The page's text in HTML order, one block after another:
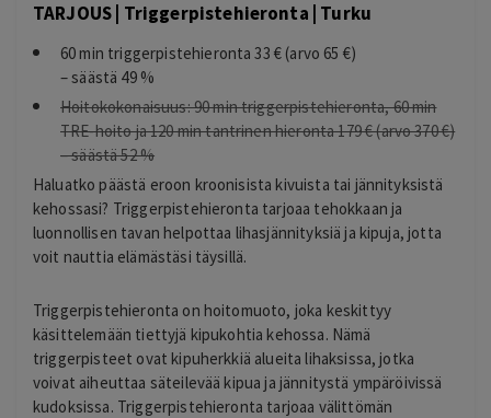
TARJOUS | Triggerpistehieronta | Turku
60 min triggerpistehieronta 33 € (arvo 65 €)
– säästä 49 %
Hoitokokonaisuus: 90 min triggerpistehieronta, 60 min
TRE-hoito ja 120 min tantrinen hieronta 179 € (arvo 370 €)
– säästä 52 %
Haluatko päästä eroon kroonisista kivuista tai jännityksistä
kehossasi? Triggerpistehieronta tarjoaa tehokkaan ja
luonnollisen tavan helpottaa lihasjännityksiä ja kipuja, jotta
voit nauttia elämästäsi täysillä.
Triggerpistehieronta on hoitomuoto, joka keskittyy
käsittelemään tiettyjä kipukohtia kehossa. Nämä
triggerpisteet ovat kipuherkkiä alueita lihaksissa, jotka
voivat aiheuttaa säteilevää kipua ja jännitystä ympäröivissä
kudoksissa. Triggerpistehieronta tarjoaa välittömän